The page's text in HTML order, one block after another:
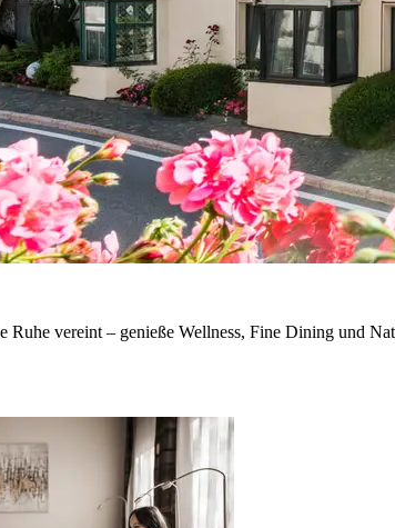
vereint – genieße Wellness, Fine Dining und